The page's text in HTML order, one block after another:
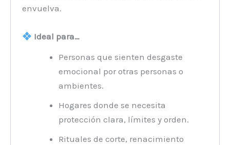
envuelva.
Ideal para…
Personas que sienten desgaste
emocional por otras personas o
ambientes.
Hogares donde se necesita
protección clara, límites y orden.
Rituales de corte, renacimiento